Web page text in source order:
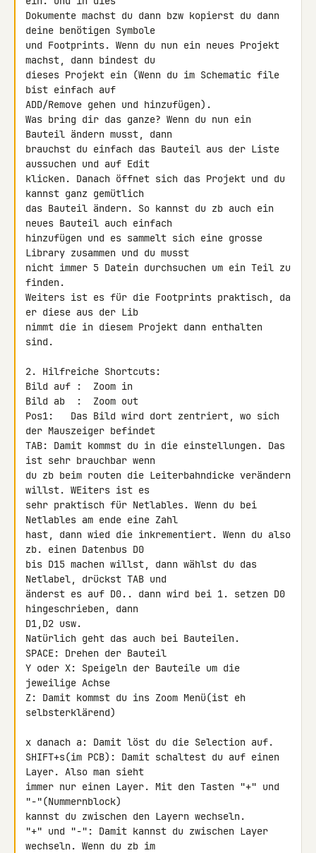
Dokumente machst du dann bzw kopierst du dann
deine benötigen Symbole
und Footprints. Wenn du nun ein neues Projekt
machst, dann bindest du
dieses Projekt ein (Wenn du im Schematic file
bist einfach auf
ADD/Remove gehen und hinzufügen).
Was bring dir das ganze? Wenn du nun ein
Bauteil ändern musst, dann
brauchst du einfach das Bauteil aus der Liste
aussuchen und auf Edit
klicken. Danach öffnet sich das Projekt und du
kannst ganz gemütlich
das Bauteil ändern. So kannst du zb auch ein
neues Bauteil auch einfach
hinzufügen und es sammelt sich eine grosse
Library zusammen und du musst
nicht immer 5 Datein durchsuchen um ein Teil zu
finden.
Weiters ist es für die Footprints praktisch, da
er diese aus der Lib
nimmt die in diesem Projekt dann enthalten
sind.
2. Hilfreiche Shortcuts:
Bild auf :  Zoom in
Bild ab  :  Zoom out
Pos1:   Das Bild wird dort zentriert, wo sich
der Mauszeiger befindet
TAB: Damit kommst du in die einstellungen. Das
ist sehr brauchbar wenn
du zb beim routen die Leiterbahndicke verändern
willst. WEiters ist es
sehr praktisch für Netlables. Wenn du bei
Netlables am ende eine Zahl
hast, dann wied die inkrementiert. Wenn du also
zb. einen Datenbus D0
bis D15 machen willst, dann wählst du das
Netlabel, drückst TAB und
änderst es auf D0.. dann wird bei 1. setzen D0
hingeschrieben, dann
D1,D2 usw.
Natürlich geht das auch bei Bauteilen.
SPACE: Drehen der Bauteil
Y oder X: Speigeln der Bauteile um die
jeweilige Achse
Z: Damit kommst du ins Zoom Menü(ist eh
selbsterklärend)
x danach a: Damit löst du die Selection auf.
SHIFT+s(im PCB): Damit schaltest du auf einen
Layer. Also man sieht
immer nur einen Layer. Mit den Tasten "+" und
"-"(Nummernblock)
kannst du zwischen den Layern wechseln.
"+" und "-": Damit kannst du zwischen Layer
wechseln. Wenn du zb im